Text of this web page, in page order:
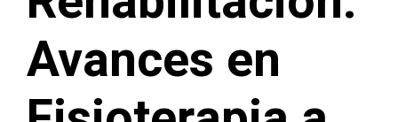
Avances en